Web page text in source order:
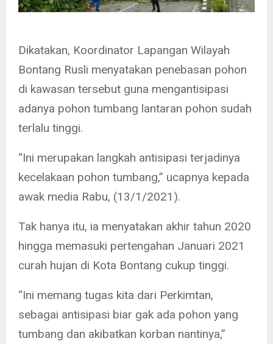
Dikatakan, Koordinator Lapangan Wilayah
Bontang Rusli menyatakan penebasan pohon
di kawasan tersebut guna mengantisipasi
adanya pohon tumbang lantaran pohon sudah
terlalu tinggi.
“Ini merupakan langkah antisipasi terjadinya
kecelakaan pohon tumbang,” ucapnya kepada
awak media Rabu, (13/1/2021).
Tak hanya itu, ia menyatakan akhir tahun 2020
hingga memasuki pertengahan Januari 2021
curah hujan di Kota Bontang cukup tinggi.
“Ini memang tugas kita dari Perkimtan,
sebagai antisipasi biar gak ada pohon yang
tumbang dan akibatkan korban nantinya,”